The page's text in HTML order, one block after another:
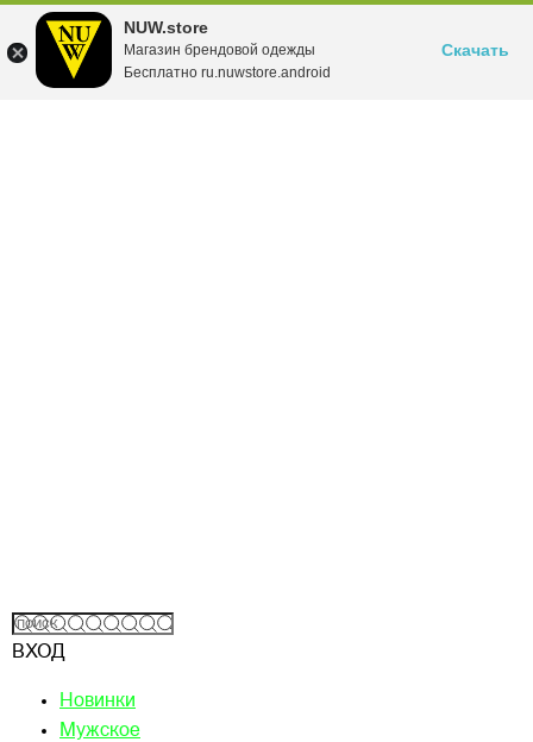
NUW.store
Магазин брендовой одежды
Бесплатно ru.nuwstore.android
Скачать
ВХОД
Новинки
Мужское